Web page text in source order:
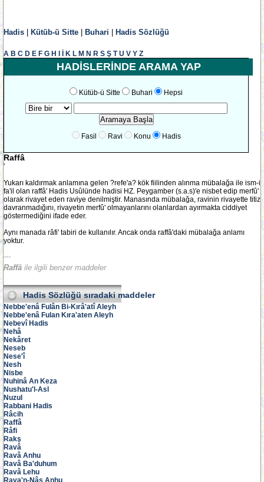
Hadis Kütüb-ü Sitte Buhari Hadis Sözlüğü
A B C D E F G H K L M N R S Ş T U V Y Z
HADİSLERİNDE ARAMA YAP
Kütüb-ü Sitte Buhari Hepsi
Fasil Ravi Konu Hadis
Raffâ
'
Yukarı kaldırmak anlamına gelen ?refe'a? kök fiilinden alınma mübalağa ile ism-i
fa'il olan raffâ' Hadis Usûlünde hadisi HZ. Peygamber (s.a.s)'e nisbet edip merfû'
olarak rivayet eden raviye denilmiştir. Manasında mübalağa, ravinin rivayette titiz
davranmadığını, rivayetin merfû' olmayanlarını olanlardan ayırmakta ciddiyet
göstermediğini ifade eder.
Aynı manada râfi' tabiri de kullanılır. Ancak onda raffâ'daki mübalağa anlamı
yoktur.
---
Raffâ ile ilgili benzer maddeler
Hadis Sözlüğü sıradaki maddeler
Nebbe'enâ Fulân Bi-Kırâ'atî Aleyh
Nebbe'enâ Fulan Kıra'aten Aleyh
Nebevî Hadis
Nehâ
Nekâret
Neseb
Nese'î
Nesh
Nisbe
Nuhinâ An Keza
Nushatu'l-Asl
Nuzul
Rabbani Hadis
Râcih
Raffâ
Râfi
Rakş
Ravâ
Ravâ Anhu
Ravâ Ba'duhum
Ravâ Lehu
Rava'n-Nâs Anhu